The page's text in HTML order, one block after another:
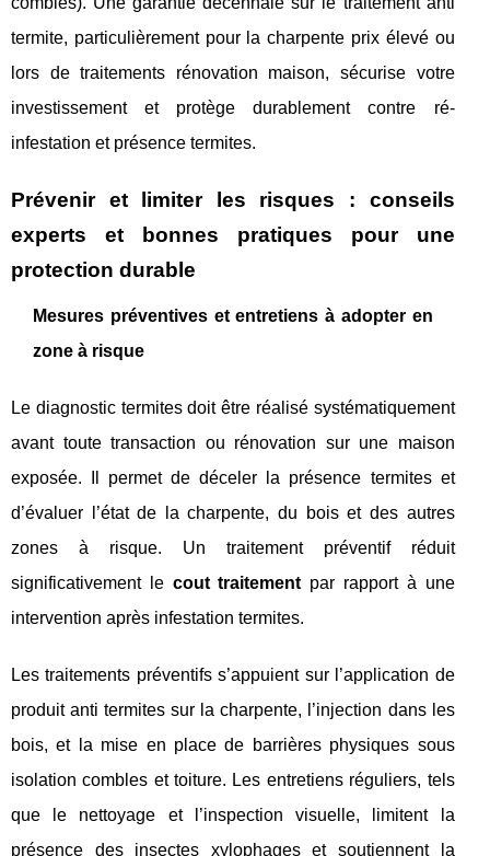
termite, particulièrement pour la charpente prix élevé ou
lors de traitements rénovation maison, sécurise votre
investissement et protège durablement contre ré-
infestation et présence termites.
Prévenir et limiter les risques : conseils
experts et bonnes pratiques pour une
protection durable
Mesures préventives et entretiens à adopter en
zone à risque
Le diagnostic termites doit être réalisé systématiquement
avant toute transaction ou rénovation sur une maison
exposée. Il permet de déceler la présence termites et
d’évaluer l’état de la charpente, du bois et des autres
zones à risque. Un traitement préventif réduit
significativement le cout traitement par rapport à une
intervention après infestation termites.
Les traitements préventifs s’appuient sur l’application de
produit anti termites sur la charpente, l’injection dans les
bois, et la mise en place de barrières physiques sous
isolation combles et toiture. Les entretiens réguliers, tels
que le nettoyage et l’inspection visuelle, limitent la
présence des insectes xylophages et soutiennent la